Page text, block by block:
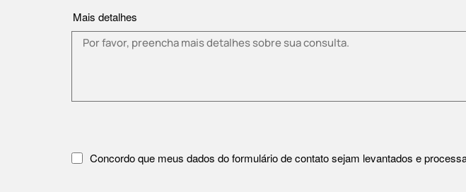
Mais detalhes
Concordo que meus dados do formulário de contato sejam levantados e